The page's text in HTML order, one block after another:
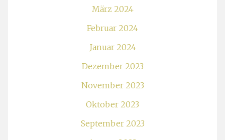
März 2024
Februar 2024
Januar 2024
Dezember 2023
November 2023
Oktober 2023
September 2023